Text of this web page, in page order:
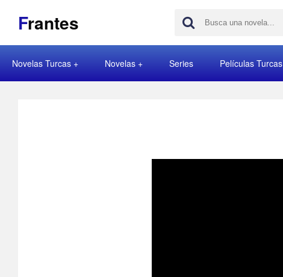
Frantes
Novelas Turcas Novelas Series Películas Turcas